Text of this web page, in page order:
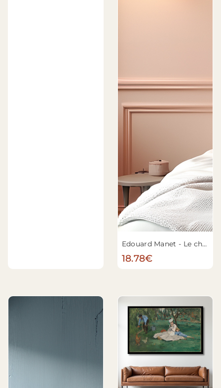
Edouard Manet - Le chanteur espagnol
18.78€